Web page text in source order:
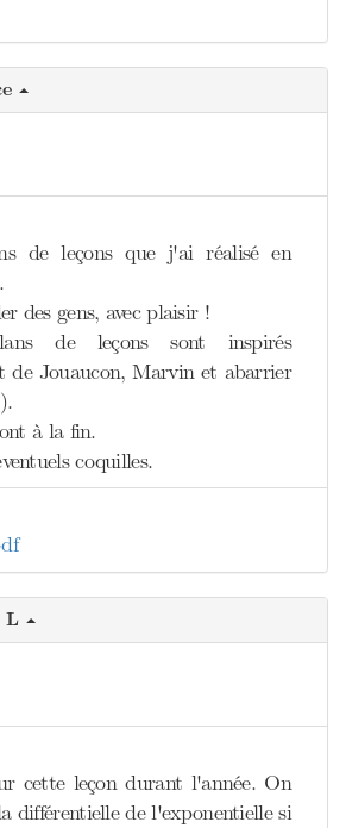
de leçons que j'ai réalisé en
des gens, avec plaisir !
de leçons sont inspirés
de Jouaucon, Marvin et abarrier
à la fin.
coquilles.
L
cette leçon durant l'année. On
différentielle de l'exponentielle si